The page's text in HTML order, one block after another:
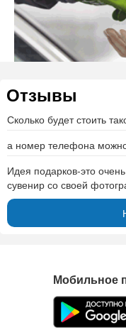
Отзывы
Сколько будет стоить
а номер телефона
Идея подарков-это
сувенир со своей
Мобильное